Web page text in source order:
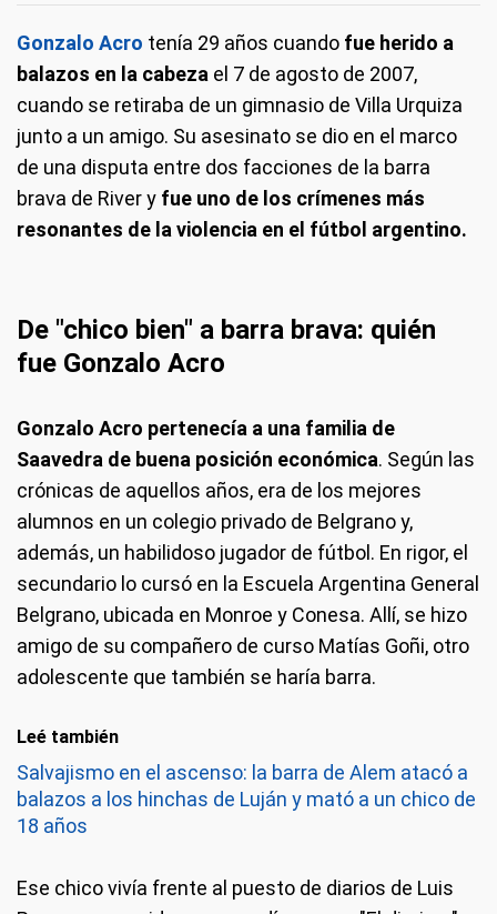
Gonzalo Acro tenía 29 años cuando fue herido a
balazos en la cabeza el 7 de agosto de 2007,
cuando se retiraba de un gimnasio de Villa Urquiza
junto a un amigo. Su asesinato se dio en el marco
de una disputa entre dos facciones de la barra
brava de River y fue uno de los crímenes más
resonantes de la violencia en el fútbol argentino.
De "chico bien" a barra brava: quién
fue Gonzalo Acro
Gonzalo Acro pertenecía a una familia de
Saavedra de buena posición económica. Según las
crónicas de aquellos años, era de los mejores
alumnos en un colegio privado de Belgrano y,
además, un habilidoso jugador de fútbol. En rigor, el
secundario lo cursó en la Escuela Argentina General
Belgrano, ubicada en Monroe y Conesa. Allí, se hizo
amigo de su compañero de curso Matías Goñi, otro
adolescente que también se haría barra.
Leé también
Salvajismo en el ascenso: la barra de Alem atacó a
balazos a los hinchas de Luján y mató a un chico de
18 años
Ese chico vivía frente al puesto de diarios de Luis